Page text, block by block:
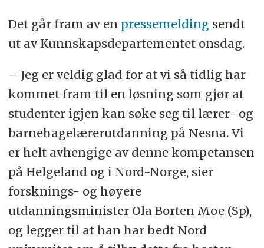
Det går fram av en pressemelding sendt
ut av Kunnskapsdepartementet onsdag.
– Jeg er veldig glad for at vi så tidlig har
kommet fram til en løsning som gjør at
studenter igjen kan søke seg til lærer- og
barnehagelærerutdanning på Nesna. Vi
er helt avhengige av denne kompetansen
på Helgeland og i Nord-Norge, sier
forsknings- og høyere
utdanningsminister Ola Borten Moe (Sp),
og legger til at han har bedt Nord